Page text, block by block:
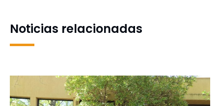
Noticias relacionadas